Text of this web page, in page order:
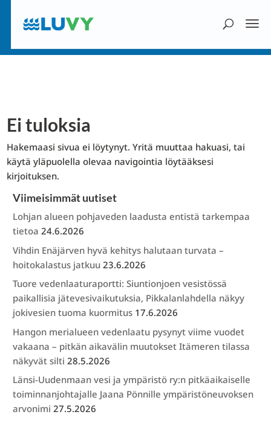
Ei tuloksia
Hakemaasi sivua ei löytynyt. Yritä muuttaa hakuasi, tai
käytä yläpuolella olevaa navigointia löytääksesi
kirjoituksen.
Viimeisimmät uutiset
Lohjan alueen pohjaveden laadusta entistä tarkempaa
tietoa 24.6.2026
Vihdin Enäjärven hyvä kehitys halutaan turvata –
hoitokalastus jatkuu 23.6.2026
Tuore vedenlaaturaportti: Siuntionjoen vesistössä
paikallisia jätevesivaikutuksia, Pikkalanlahdella näkyy
jokivesien tuoma kuormitus 17.6.2026
Hangon merialueen vedenlaatu pysynyt viime vuodet
vakaana – pitkän aikavälin muutokset Itämeren tilassa
näkyvät silti 28.5.2026
Länsi-Uudenmaan vesi ja ympäristö ry:n pitkäaikaiselle
toiminnanjohtajalle Jaana Pönnille ympäristöneuvoksen
arvonimi 27.5.2026